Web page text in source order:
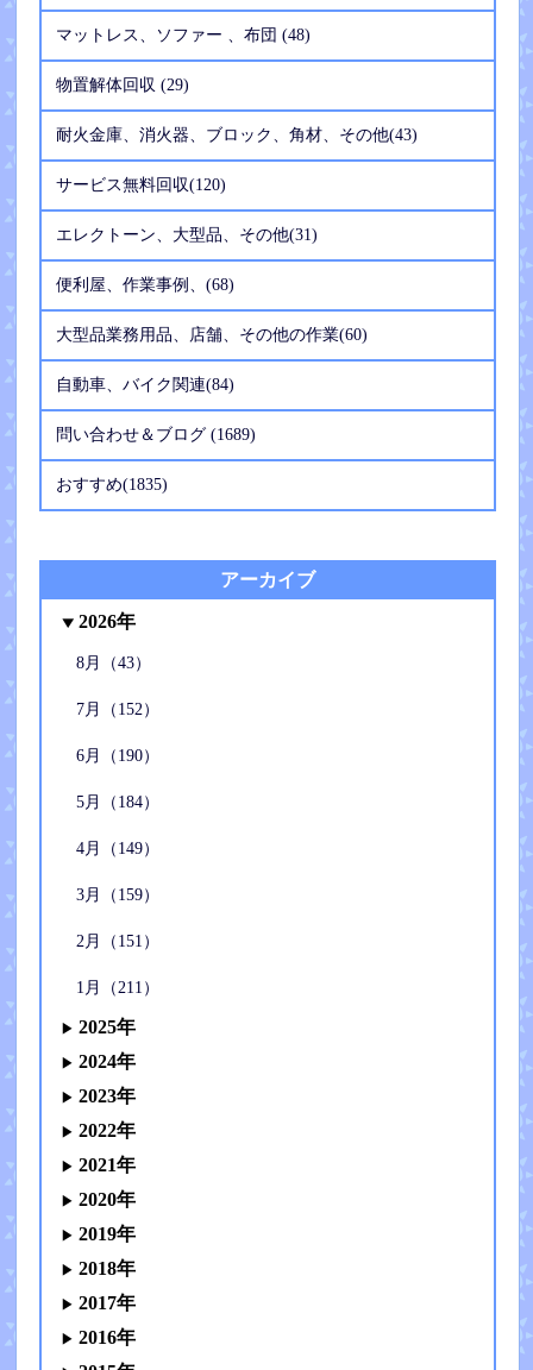
マットレス、ソファー 、布団 (48)
物置解体回収 (29)
耐火金庫、消火器、ブロック、角材、その他(43)
サービス無料回収(120)
エレクトーン、大型品、その他(31)
便利屋、作業事例、(68)
大型品業務用品、店舗、その他の作業(60)
自動車、バイク関連(84)
問い合わせ＆ブログ (1689)
おすすめ(1835)
アーカイブ
2026年
8月（43）
7月（152）
6月（190）
5月（184）
4月（149）
3月（159）
2月（151）
1月（211）
2025年
2024年
2023年
2022年
2021年
2020年
2019年
2018年
2017年
2016年